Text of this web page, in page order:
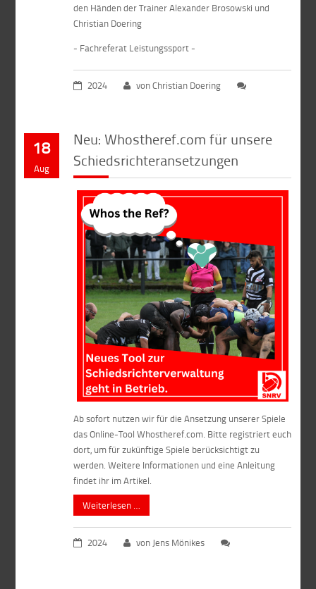
den Händen der Trainer Alexander Brosowski und
Christian Doering
- Fachreferat Leistungssport -
2024 von Christian Doering
18
Aug
Neu: Whostheref.com für unsere
Schiedsrichteransetzungen
Ab sofort nutzen wir für die Ansetzung unserer Spiele
das Online-Tool Whostheref.com. Bitte registriert euch
dort, um für zukünftige Spiele berücksichtigt zu
werden. Weitere Informationen und eine Anleitung
findet ihr im Artikel.
Weiterlesen …
2024 von Jens Mönikes